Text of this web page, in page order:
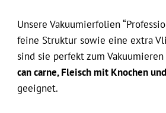
Unsere Vakuumierfolien
feine Struktur sowie eine extra
sind sie perfekt zum
can carne, Fleisch mit Knochen
geeignet.